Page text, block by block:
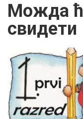
Можда
свидети